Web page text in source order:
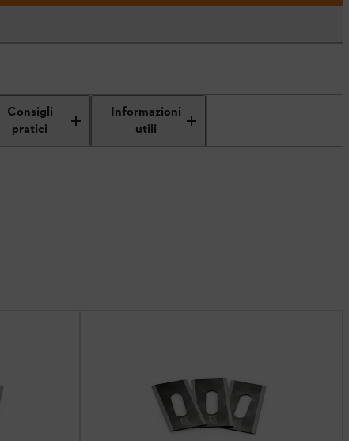
Consigli
pratici
Informazioni
utili